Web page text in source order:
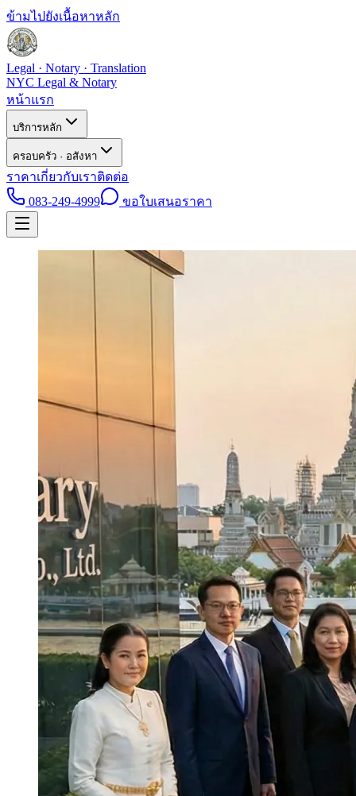
ข้ามไปยังเนื้อหาหลัก
Legal · Notary · Translation
NYC Legal & Notary
หน้าแรก
บริการหลัก
ครอบครัว · อสังหา
ราคาเกี่ยวกับเราติดต่อ
083-249-4999
ขอใบเสนอราคา